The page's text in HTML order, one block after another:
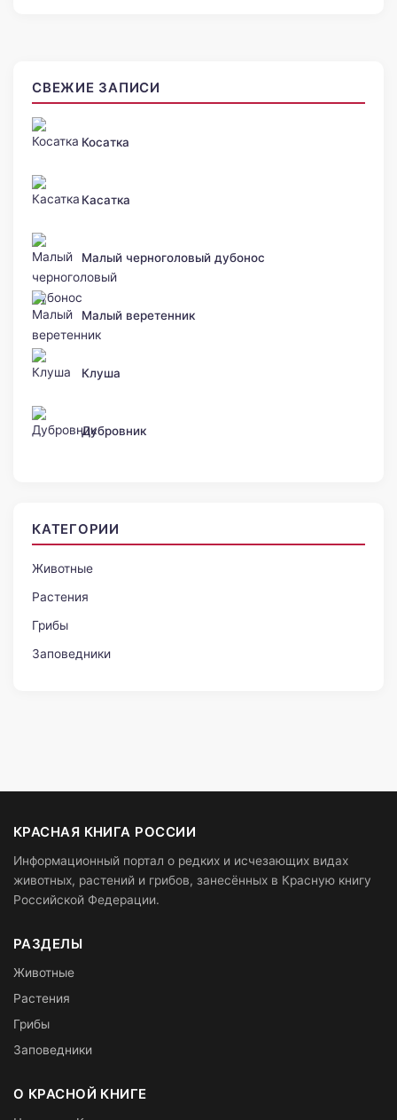
СВЕЖИЕ ЗАПИСИ
Косатка
Касатка
Малый черноголовый дубонос
Малый веретенник
Клуша
Дубровник
КАТЕГОРИИ
Животные
Растения
Грибы
Заповедники
КРАСНАЯ КНИГА РОССИИ
Информационный портал о редких и исчезающих видах
животных, растений и грибов, занесённых в Красную книгу
Российской Федерации.
РАЗДЕЛЫ
Животные
Растения
Грибы
Заповедники
О КРАСНОЙ КНИГЕ